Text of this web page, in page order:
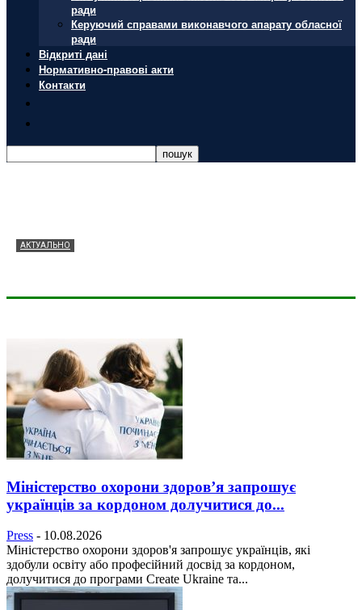
ради
Керуючий справами виконавчого апарату обласної
ради
Відкриті дані
Нормативно-правові акти
Контакти
АКТУАЛЬНО
Міністерство охорони здоров’я запрошує
українців за кордоном долучитися до...
Press - 10.08.2026
Міністерство охорони здоров'я запрошує українців, які
здобули освіту або професійний досвід за кордоном,
долучитися до програми Create Ukraine та...